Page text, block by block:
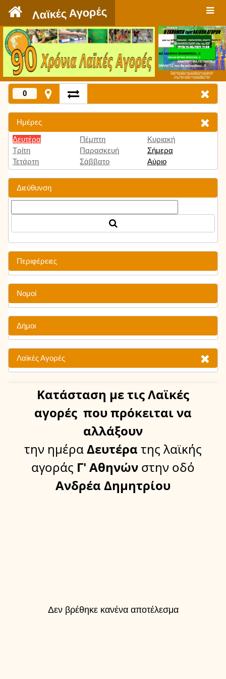
Λαϊκές Αγορές
Πατήστε εδώ για να δείτε την εκπομπή
την Τρίτη 9:00 μμ και κάθε Τρίτη
0
Ημέρες
Δευτέρα
Τρίτη
Τετάρτη
Πέμπτη
Παρασκευή
Σάββατο
Κυριακή
Σήμερα
Αύριο
Διεύθυνση
Περιφέρειες
Νομοί
Δήμοι
Λαϊκές Αγορές
Κατάσταση με τις Λαϊκές
αγορές που πρόκειται να
αλλάξουν
την ημέραΔευτέρα της λαϊκής
αγοράς Γ' Αθηνών στην οδό
Ανδρέα Δημητρίου
Δεν βρέθηκε κανένα αποτέλεσμα